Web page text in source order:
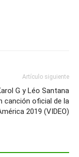
Artículo siguiente
G y Léo Santana
canción oficial de la
2019 (VIDEO)